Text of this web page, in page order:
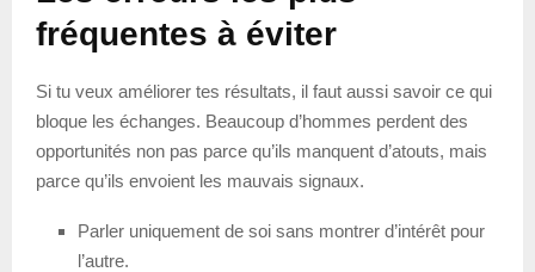
fréquentes à éviter
Si tu veux améliorer tes résultats, il faut aussi savoir ce qui
bloque les échanges. Beaucoup d’hommes perdent des
opportunités non pas parce qu’ils manquent d’atouts, mais
parce qu’ils envoient les mauvais signaux.
Parler uniquement de soi sans montrer d’intérêt pour
l’autre.